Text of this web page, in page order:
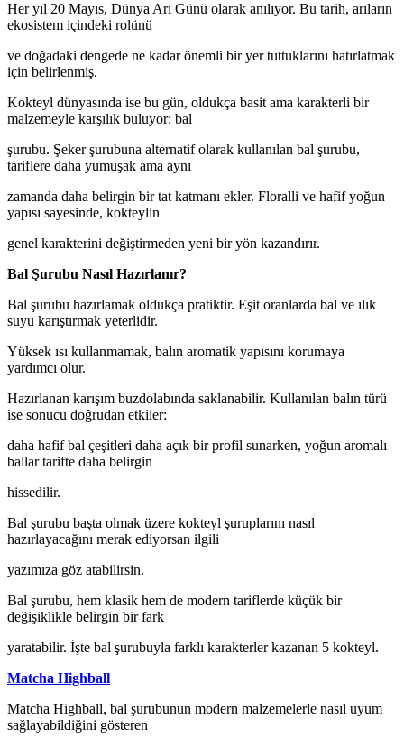
Her yıl 20 Mayıs, Dünya Arı Günü olarak anılıyor. Bu tarih, arıların
ekosistem içindeki rolünü
ve doğadaki dengede ne kadar önemli bir yer tuttuklarını hatırlatmak
için belirlenmiş.
Kokteyl dünyasında ise bu gün, oldukça basit ama karakterli bir
malzemeyle karşılık buluyor: bal
şurubu. Şeker şurubuna alternatif olarak kullanılan bal şurubu,
tariflere daha yumuşak ama aynı
zamanda daha belirgin bir tat katmanı ekler. Floralli ve hafif yoğun
yapısı sayesinde, kokteylin
genel karakterini değiştirmeden yeni bir yön kazandırır.
Bal Şurubu Nasıl Hazırlanır?
Bal şurubu hazırlamak oldukça pratiktir. Eşit oranlarda bal ve ılık
suyu karıştırmak yeterlidir.
Yüksek ısı kullanmamak, balın aromatik yapısını korumaya
yardımcı olur.
Hazırlanan karışım buzdolabında saklanabilir. Kullanılan balın türü
ise sonucu doğrudan etkiler:
daha hafif bal çeşitleri daha açık bir profil sunarken, yoğun aromalı
ballar tarifte daha belirgin
hissedilir.
Bal şurubu başta olmak üzere kokteyl şuruplarını nasıl
hazırlayacağını merak ediyorsan ilgili
yazımıza göz atabilirsin.
Bal şurubu, hem klasik hem de modern tariflerde küçük bir
değişiklikle belirgin bir fark
yaratabilir. İşte bal şurubuyla farklı karakterler kazanan 5 kokteyl.
Matcha Highball
Matcha Highball, bal şurubunun modern malzemelerle nasıl uyum
sağlayabildiğini gösteren